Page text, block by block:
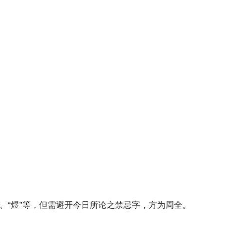
“煜”等，但需避开今日所论之禁忌字，方为周全。